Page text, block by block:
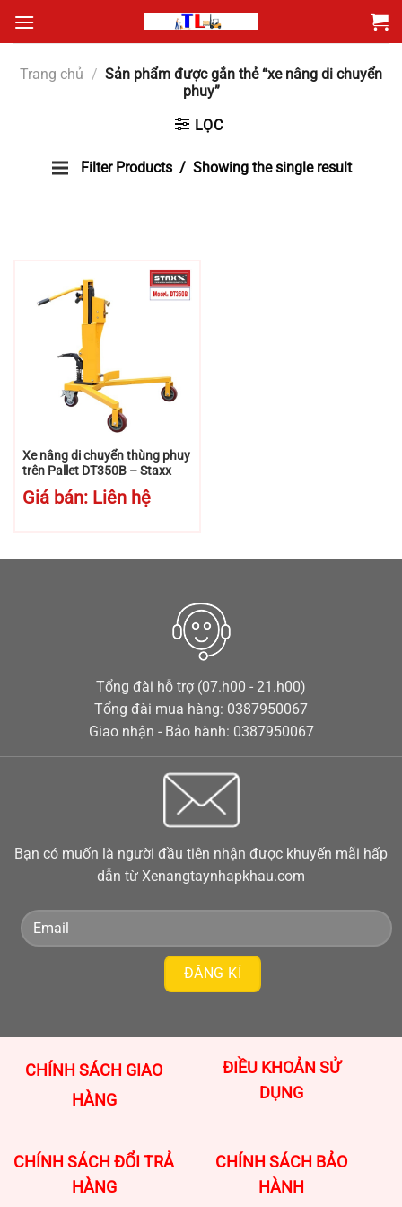
qua
dungTrang chủ / Sản phẩm được gắn thẻ “xe nâng di chuyển
phuy”
LỌC
Filter Products Showing the single result
Xe nâng di chuyển thùng phuy
trên Pallet DT350B – Staxx
Giá bán: Liên hệ
Tổng đài hỗ trợ (07.h00 - 21.h00)
Tổng đài mua hàng: 0387950067
Giao nhận - Bảo hành: 0387950067
Bạn có muốn là người đầu tiên nhận được khuyến mãi hấp
dẫn từ Xenangtaynhapkhau.com
CHÍNH SÁCH GIAO
HÀNG
ĐIỀU KHOẢN SỬ
DỤNG
CHÍNH SÁCH ĐỔI TRẢ
HÀNG
CHÍNH SÁCH BẢO
HÀNH